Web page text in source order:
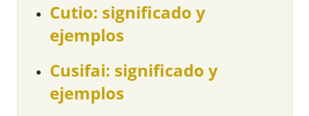
Cutio: significado y
ejemplos
Cusifai: significado y
ejemplos